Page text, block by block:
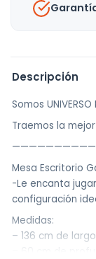
Descripción
Somos UNIVERSO
Traemos la
Mesa Escritorio
-Le encanta
configuración
Medidas:
– 136 cm de largo